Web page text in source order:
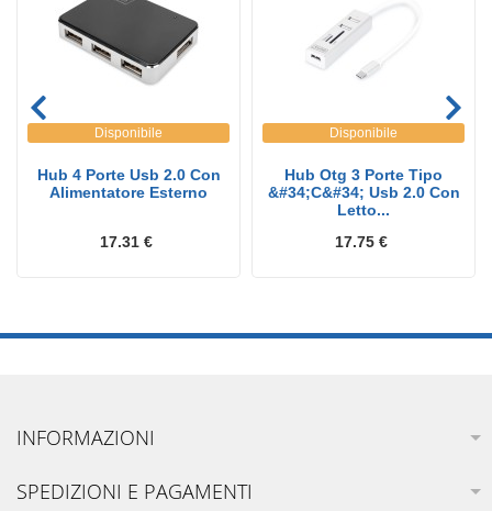
Disponibile
Hub 4 Porte Usb 2.0 Con
Alimentatore Esterno
17.31 €
Disponibile
Hub Otg 3 Porte Tipo
&#34;C&#34; Usb 2.0 Con
Letto...
17.75 €
INFORMAZIONI
SPEDIZIONI E PAGAMENTI